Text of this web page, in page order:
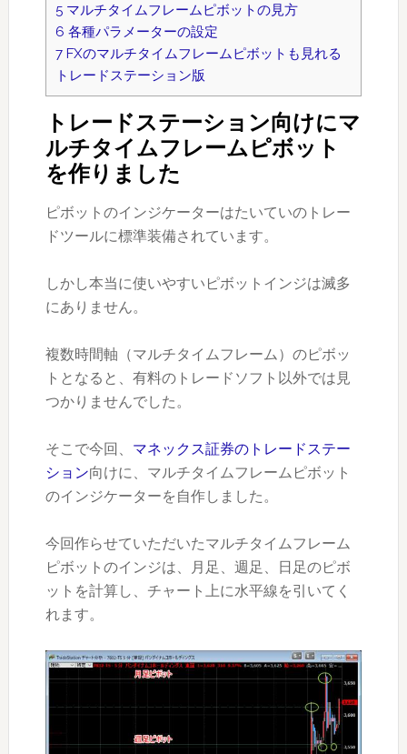
5マルチタイムフレームピボットの見方
6 各種パラメーターの設定
7FXのマルチタイムフレームピボットも見れる
トレードステーション版
トレードステーション向けにマ
ルチタイムフレームピボット
を作りました
ピボットのインジケーターはたいていのトレー
ドツールに標準装備されています。
しかし本当に使いやすいピボットインジは滅多
にありません。
複数時間軸（マルチタイムフレーム）のピボッ
トとなると、有料のトレードソフト以外では見
つかりませんでした。
そこで今回、 マネックス証券のトレードステー
ション向けに、マルチタイムフレームピボット
のインジケーターを自作しました。
今回作らせていただいたマルチタイムフレーム
ピボットのインジは、月足、週足、日足のピボ
ットを計算し、チャート上に水平線を引いてく
れます。